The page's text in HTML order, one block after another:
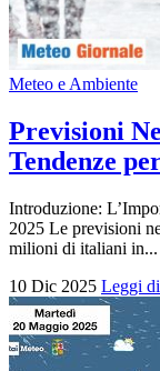
Meteo e Ambiente
Previsioni
Tendenze
Introduzione:
2025 Le previsioni
milioni di italiani in...
10 Dic 2025 Leggi